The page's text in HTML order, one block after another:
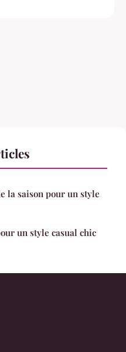
la saison pour un style
un style casual chic